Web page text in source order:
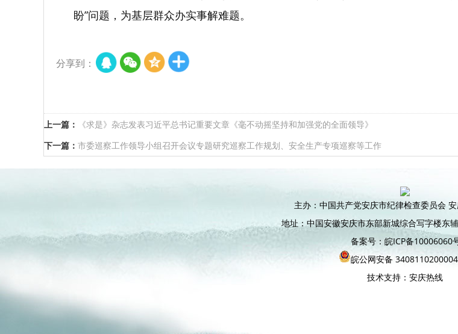
盼”问题，为基层群众办实事解难题。
分享到：
上一篇：
《求是》杂志发表习近平总书记重要文章《毫不动摇坚持和加强党的全面领导》
下一篇： 市委巡察工作领导小组召开会议专题研究巡察工作规划、安全生产专项巡察等工作
主办：中国共产党安庆市纪律检查委员会
地址：中国安徽安庆市东部新城综合写字楼东
备案号：皖ICP备10006060
皖公网安备
技术支持：安庆热线